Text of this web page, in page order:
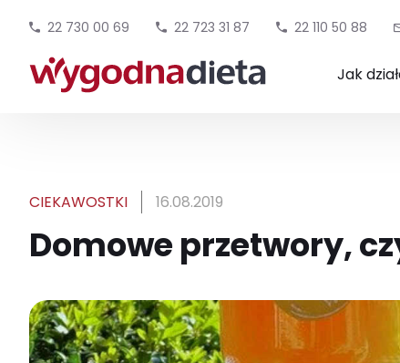
22 730 00 69 22 723 31 87 22 110 50 88
Jak
CIEKAWOSTKI 16.08.2019
Domowe przetwory,